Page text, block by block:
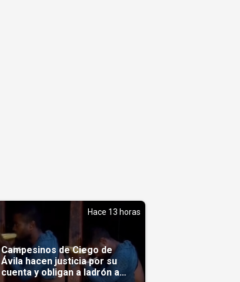
Hace 13 horas
Campesinos de Ciego de
Ávila hacen justicia por su
cuenta y obligan a ladrón a